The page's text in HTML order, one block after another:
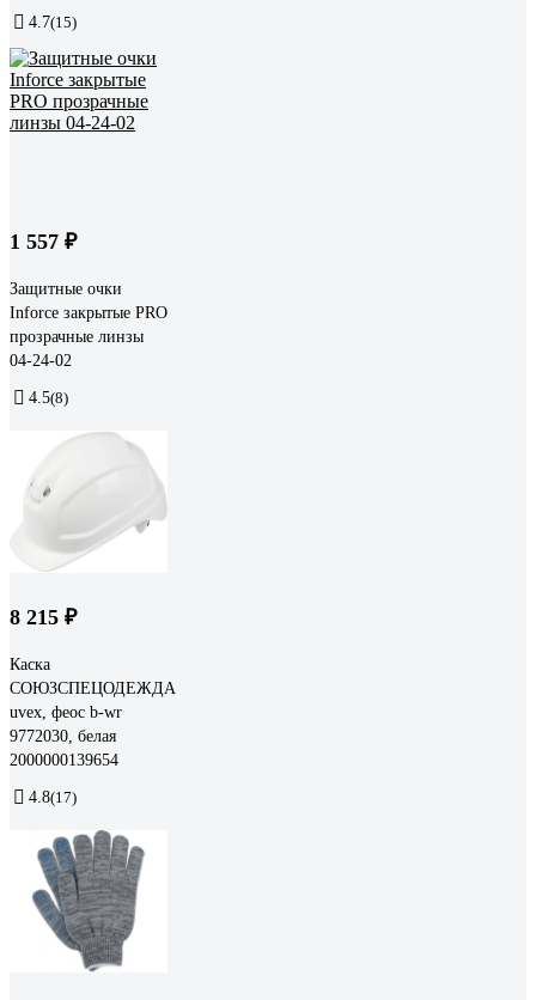
4.7(15)
1 557 ₽
Защитные очки
Inforce закрытые PRO
прозрачные линзы
04-24-02
4.5(8)
8 215 ₽
Каска
СОЮЗСПЕЦОДЕЖДА
uvex, феос b-wr
9772030, белая
2000000139654
4.8(17)